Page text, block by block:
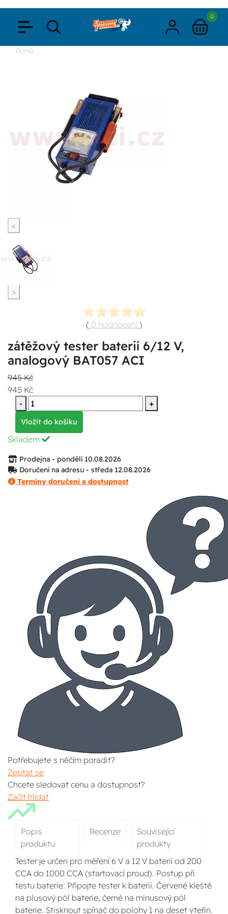
0
Domů
<
>
( 0 hodnocení )
zátěžový tester baterií 6/12 V,
analogový BAT057 ACI
945 Kč
945 Kč
-
+
Vložit do košíku
Skladem
Prodejna - pondělí 10.08.2026
Doručení na adresu - středa 12.08.2026
Termíny doručení a dostupnost
Potřebujete s něčím poradit?
Zeptat se
Chcete sledovat cenu a dostupnost?
Začít hlídat
Popis
produktu
Recenze
Související
produkty
Tester je určen pro měření 6 V a 12 V baterií od 200
CCA do 1000 CCA (startovací proud). Postup při
testu baterie: Připojte tester k baterii. Červené kleště
na plusový pól baterie, černé na minusový pól
baterie. Stisknout spínač do polohy 1 na deset vteřin.